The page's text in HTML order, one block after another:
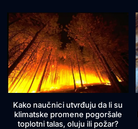
Kako naučnici utvrđuju da li su
klimatske promene pogoršale
toplotni talas, oluju ili požar?